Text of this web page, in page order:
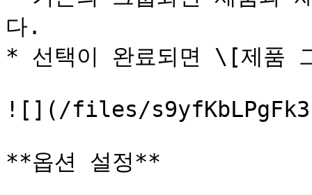
다.
* 선택이 완료되면 \[제품
![](/files/
**옵션 설정**